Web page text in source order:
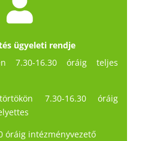

ügyeleti rendje
7.30-16.30 óráig teljes
7.30-16.30 óráig
óráig intézményvezető